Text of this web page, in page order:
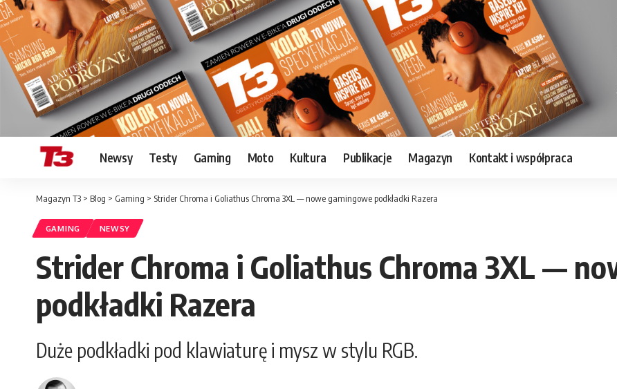
Newsy Testy Gaming Moto Kultura Publikacje Magazyn Kontakt i współpraca
Magazyn T3 > Blog > Gaming > Strider Chroma i Goliathus Chroma 3XL — nowe gamingowe podkładki Razera
GAMING NEWSY
Strider Chroma i Goliathus Chroma 3XL —
podkładki Razera
Duże podkładki pod klawiaturę i mysz w stylu RGB.